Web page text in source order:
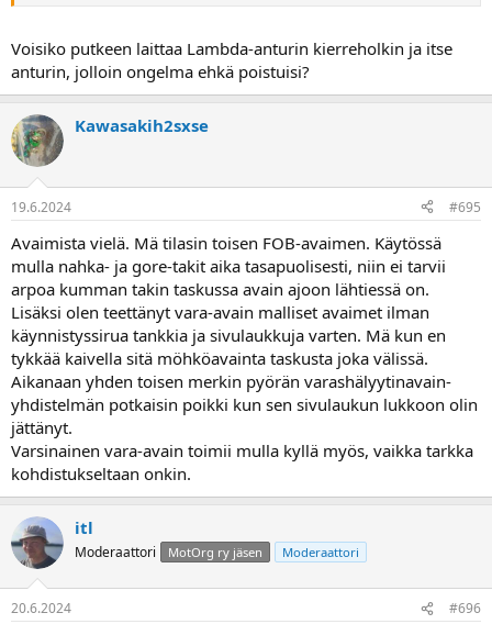
Voisiko putkeen laittaa Lambda-anturin kierreholkin ja itse
anturin, jolloin ongelma ehkä poistuisi?
Kawasakih2sxse
19.6.2024 #695
Avaimista vielä. Mä tilasin toisen FOB-avaimen. Käytössä
mulla nahka- ja gore-takit aika tasapuolisesti, niin ei tarvii
arpoa kumman takin taskussa avain ajoon lähtiessä on.
Lisäksi olen teettänyt vara-avain malliset avaimet ilman
käynnistyssirua tankkia ja sivulaukkuja varten. Mä kun en
tykkää kaivella sitä möhköavainta taskusta joka välissä.
Aikanaan yhden toisen merkin pyörän varashälyytinavain-
yhdistelmän potkaisin poikki kun sen sivulaukun lukkoon olin
jättänyt.
Varsinainen vara-avain toimii mulla kyllä myös, vaikka tarkka
kohdistukseltaan onkin.
itl
Moderaattori MotOrg ry jäsen Moderaattori
20.6.2024 #696